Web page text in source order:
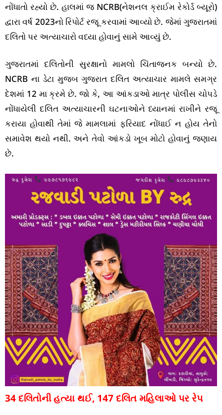
નોંધાતો રહ્યો છે. હાલમાં જ NCRB(નેશનલ ક્રાઈમ રેકોર્ડ બ્યૂરો)
દ્વારા વર્ષ 2023નો રિપોર્ટ રજૂ કરવામાં આવ્યો છે. જેમાં ગુજરાતમાં
દલિતો પર અત્યાચારો વધ્યા હોવાનું સામે આવ્યું છે.
ગુજરાતમાં દલિતોની સુરક્ષાનો મામલો ચિંતાજનક બન્યો છે.
NCRB ના ડેટા મુજબ ગુજરાત દલિત અત્યાચાર મામલે સમગ્ર
દેશમાં 12 મા ક્રમે છે. જો કે, આ આંકડાઓ માત્ર પોલીસ ચોપડે
નોંધાયેલી દલિત અત્યાચારની ઘટનાઓને ધ્યાનમાં રાખીને રજૂ
કરાયા હોવાથી તેમાં જે મામલામાં ફરિયાદ નોંધાઈ ન હોય તેનો
સમાવેશ થયો નથી. અને તેવો આંકડો ખૂબ મોટો હોવાનું જણાય
છે.
34 દલિતોની હત્યા થઈ, 147 દલિત મહિલાઓ પર રેપ